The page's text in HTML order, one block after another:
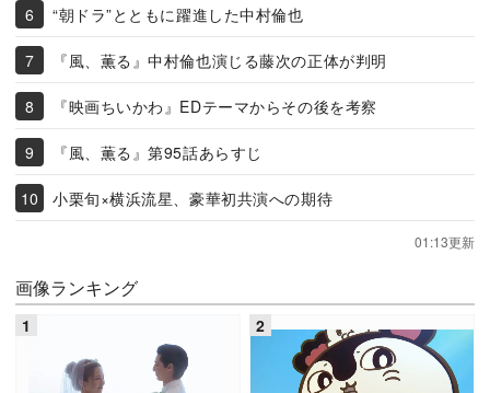
“朝ドラ”とともに躍進した中村倫也
『風、薫る』中村倫也演じる藤次の正体が判明
『映画ちいかわ』EDテーマからその後を考察
『風、薫る』第95話あらすじ
小栗旬×横浜流星、豪華初共演への期待
01:13更新
画像ランキング